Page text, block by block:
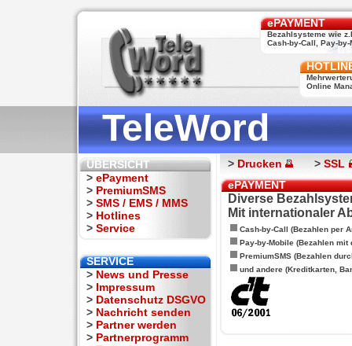
ePAYMENT
Bezahlsysteme wie
Cash-by-Call, Pay-by-
Online
TeleWord
ÜBERSICHT
> ePayment
> PremiumSMS
> SMS / EMS / MMS
> Hotlines
> Service
SERVICE
> News und Presse
> Impressum
> Datenschutz DSGVO
> Nachricht senden
> Partner werden
> Partnerprogramm
> Drucken > SSL
ePAYMENT
Diverse
Mit internationaler
Cash-by-Call (Bezahlen per
Pay-by-Mobile (Bezahlen mit
PremiumSMS (Bezahlen
und andere (Kreditkarten,